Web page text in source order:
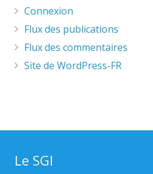
Connexion
Flux des publications
Flux des commentaires
Site de WordPress-FR
Le SGI